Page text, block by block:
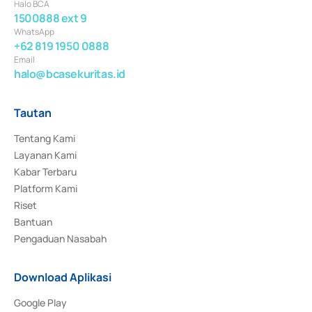
Halo BCA
1500888 ext 9
WhatsApp
+62 819 1950 0888
Email
halo@bcasekuritas.id
Tautan
Tentang Kami
Layanan Kami
Kabar Terbaru
Platform Kami
Riset
Bantuan
Pengaduan Nasabah
Download Aplikasi
Google Play